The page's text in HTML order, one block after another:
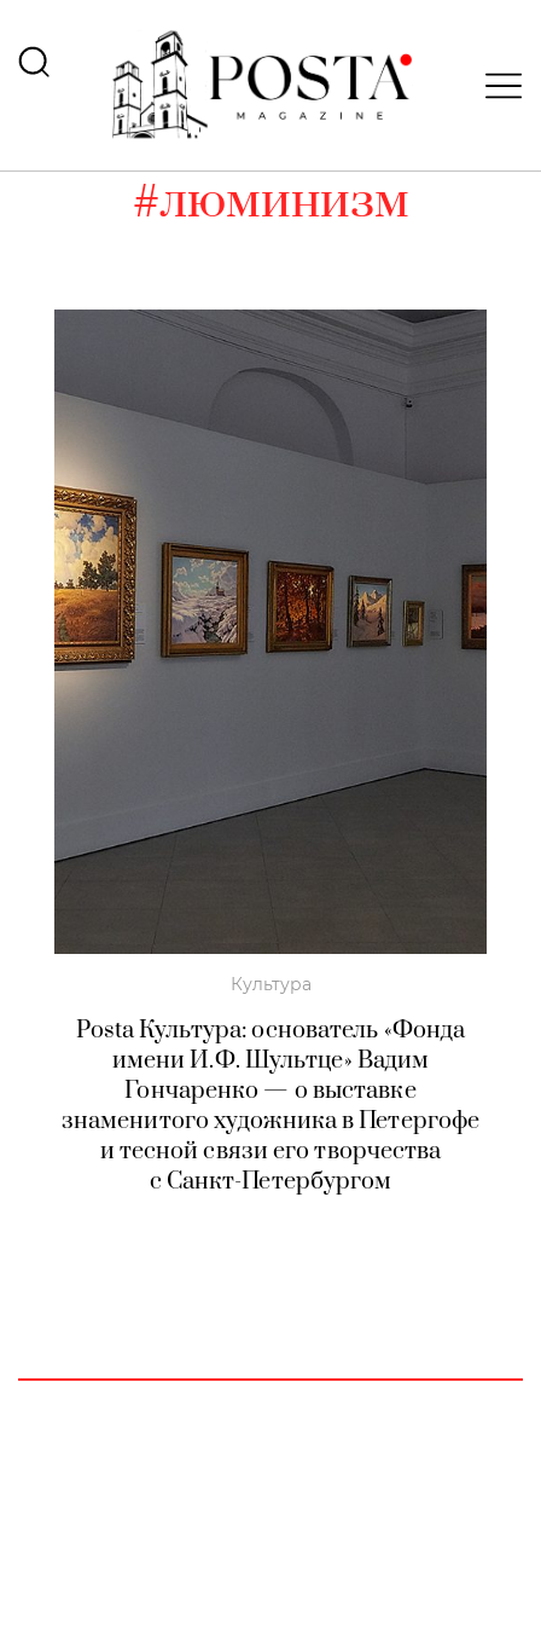
#люминизм
Культура
Posta Культура: основатель «Фонда
имени И.Ф. Шультце» Вадим
Гончаренко — о выставке
знаменитого художника в Петергофе
и тесной связи его творчества
с Санкт-Петербургом